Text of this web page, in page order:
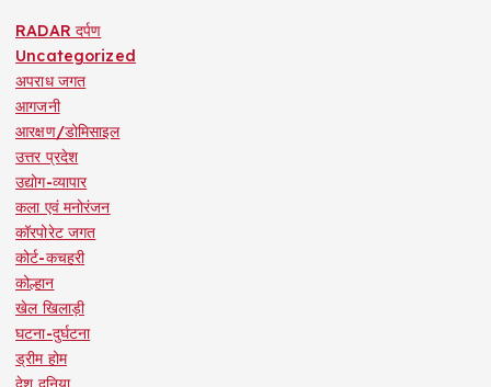
RADAR दर्पण
Uncategorized
अपराध जगत
आगजनी
आरक्षण/डोमिसाइल
उत्तर प्रदेश
उद्योग-व्यापार
कला एवं मनोरंजन
कॉरपोरेट जगत
कोर्ट-कचहरी
कोल्हान
खेल खिलाड़ी
घटना-दुर्घटना
ड्रीम होम